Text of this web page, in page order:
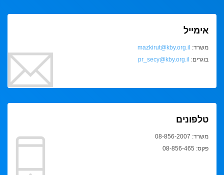
אימייל
משרד: mazkirut@kby.org.il
בוגרים: pr_secy@kby.org.il
טלפונים
משרד: 08-856-2007
פקס: 08-856-465